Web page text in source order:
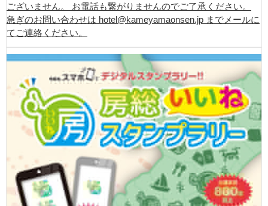
ございません。 お電話も繋がりませんのでご了承ください。
急ぎのお問い合わせは hotel@kameyamaonsen.jp までメールに
てご連絡ください。